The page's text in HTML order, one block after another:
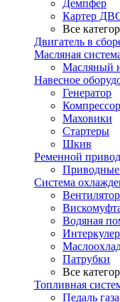
Демпфер
Картер
Все
Двигатель в
Масляная
Масляный
Навесное
Генератор
Компрессор
Маховики
Стартеры
Шкив
Ременной привод
Приводные
Система
Водяная
Интеркулер
Патрубки
Все
Топливная
Педаль газа